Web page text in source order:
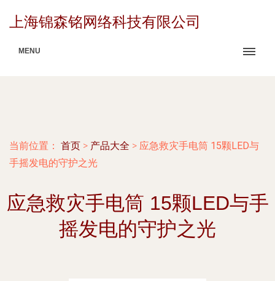
上海锦森铭网络科技有限公司
MENU
当前位置： 首页 > 产品大全 > 应急救灾手电筒 15颗LED与
手摇发电的守护之光
应急救灾手电筒 15颗LED与手
摇发电的守护之光